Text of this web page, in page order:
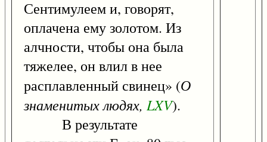
Сентимулеем и, говорят,
оплачена ему золотом. Из
алчности, чтобы она была
тяжелее, он влил в нее
расплавленный свинец» (О
знаменитых людях, LXV).
В результате